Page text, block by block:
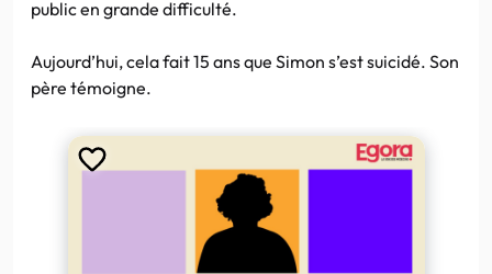
public en grande difficulté.
Aujourd’hui, cela fait 15 ans que Simon s’est suicidé. Son
père témoigne.